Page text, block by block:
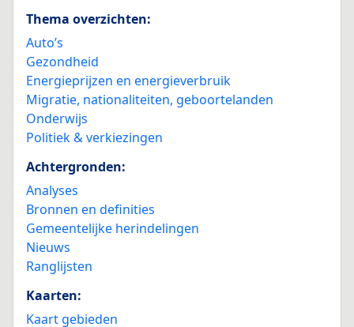
Thema overzichten:
Auto’s
Gezondheid
Energieprijzen en energieverbruik
Migratie, nationaliteiten, geboortelanden
Onderwijs
Politiek & verkiezingen
Achtergronden:
Analyses
Bronnen en definities
Gemeentelijke herindelingen
Nieuws
Ranglijsten
Kaarten:
Kaart gebieden